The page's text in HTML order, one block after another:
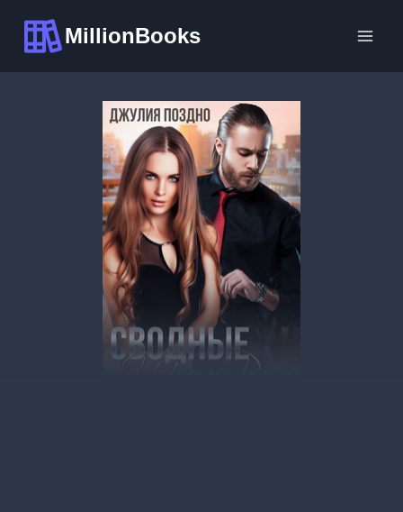
содержимому
MillionBooks